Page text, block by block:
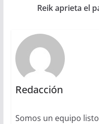
Reik aprieta el
Redacción
Somos un equipo